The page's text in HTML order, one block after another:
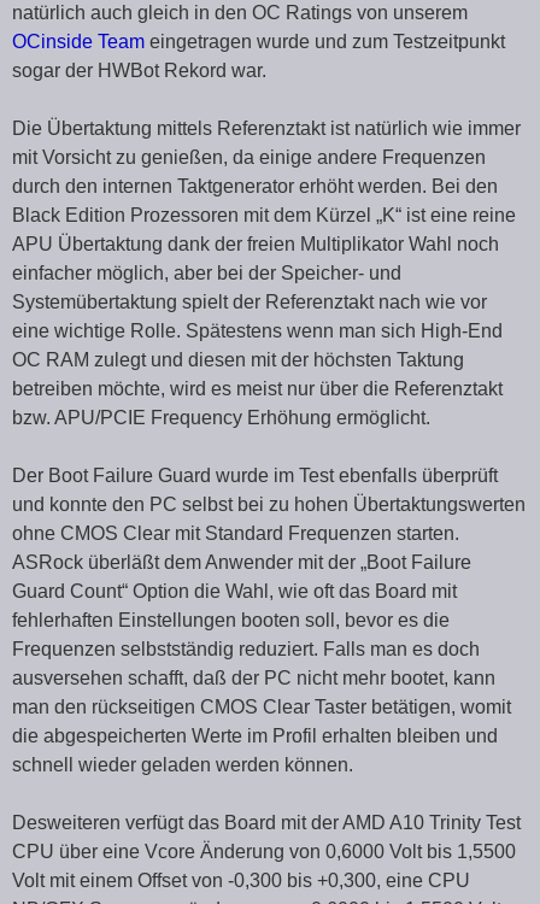
natürlich auch gleich in den OC Ratings von unserem
OCinside Team eingetragen wurde und zum Testzeitpunkt
sogar der HWBot Rekord war.
Die Übertaktung mittels Referenztakt ist natürlich wie immer
mit Vorsicht zu genießen, da einige andere Frequenzen
durch den internen Taktgenerator erhöht werden. Bei den
Black Edition Prozessoren mit dem Kürzel „K“ ist eine reine
APU Übertaktung dank der freien Multiplikator Wahl noch
einfacher möglich, aber bei der Speicher- und
Systemübertaktung spielt der Referenztakt nach wie vor
eine wichtige Rolle. Spätestens wenn man sich High-End
OC RAM zulegt und diesen mit der höchsten Taktung
betreiben möchte, wird es meist nur über die Referenztakt
bzw. APU/PCIE Frequency Erhöhung ermöglicht.
Der Boot Failure Guard wurde im Test ebenfalls überprüft
und konnte den PC selbst bei zu hohen Übertaktungswerten
ohne CMOS Clear mit Standard Frequenzen starten.
ASRock überläßt dem Anwender mit der „Boot Failure
Guard Count“ Option die Wahl, wie oft das Board mit
fehlerhaften Einstellungen booten soll, bevor es die
Frequenzen selbstständig reduziert. Falls man es doch
ausversehen schafft, daß der PC nicht mehr bootet, kann
man den rückseitigen CMOS Clear Taster betätigen, womit
die abgespeicherten Werte im Profil erhalten bleiben und
schnell wieder geladen werden können.
Desweiteren verfügt das Board mit der AMD A10 Trinity Test
CPU über eine Vcore Änderung von 0,6000 Volt bis 1,5500
Volt mit einem Offset von -0,300 bis +0,300, eine CPU